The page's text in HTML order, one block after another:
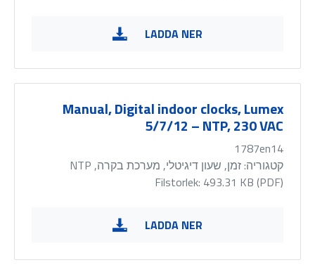
LADDA NER
Manual, Digital indoor clocks, Lumex
5/7/12 – NTP, 230 VAC
1787en14
קטגוריה:זמן, שעון דיגיטלי, מערכת בקרה, NTP
Filstorlek: 493.31 KB (PDF)
LADDA NER